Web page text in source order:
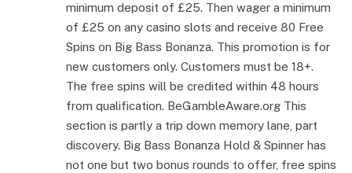
minimum deposit of £25. Then wager a minimum
of £25 on any casino slots and receive 80 Free
Spins on Big Bass Bonanza. This promotion is for
new customers only. Customers must be 18+.
The free spins will be credited within 48 hours
from qualification. BeGambleAware.org This
section is partly a trip down memory lane, part
discovery. Big Bass Bonanza Hold & Spinner has
not one but two bonus rounds to offer, free spins